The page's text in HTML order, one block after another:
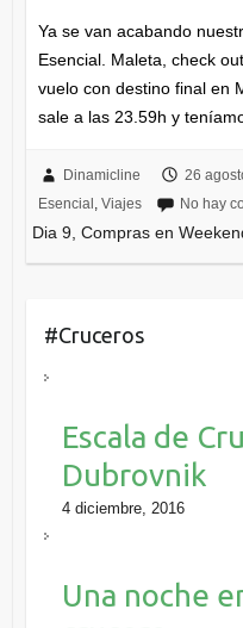
Ya se van acabando
Esencial. Maleta, check
vuelo con destino final en
sale a las 23.59h y
Dinamicline 26
Esencial , Viajes No hay
Dia 9, Compras en
#Cruceros
Escala de
Dubrovnik
4 diciembre, 2016
Una noche